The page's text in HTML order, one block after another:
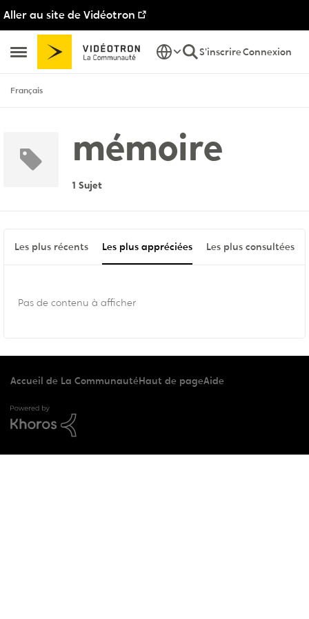
Aller au site de Vidéotron
Ouvrir Menu Latéral
Passer au contenu
S'inscrireConnexion
Français
mémoire
1 Sujet
Les plus récents Les plus appréciées Les plus consultées
Pas de contenu à afficher
Accueil de La CommunautéHaut de pageAide